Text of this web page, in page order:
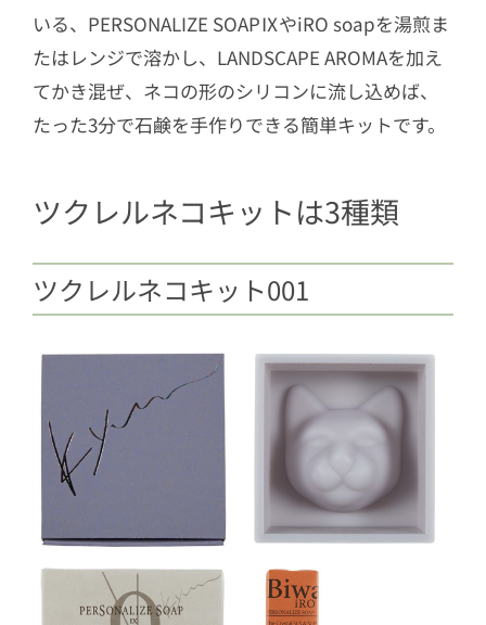
いる、PERSONALIZE SOAPⅨやiRO soapを湯煎ま
たはレンジで溶かし、LANDSCAPE AROMAを加え
てかき混ぜ、ネコの形のシリコンに流し込めば、
たった3分で石鹸を手作りできる簡単キットです。
ツクレルネコキットは3種類
ツクレルネコキット001